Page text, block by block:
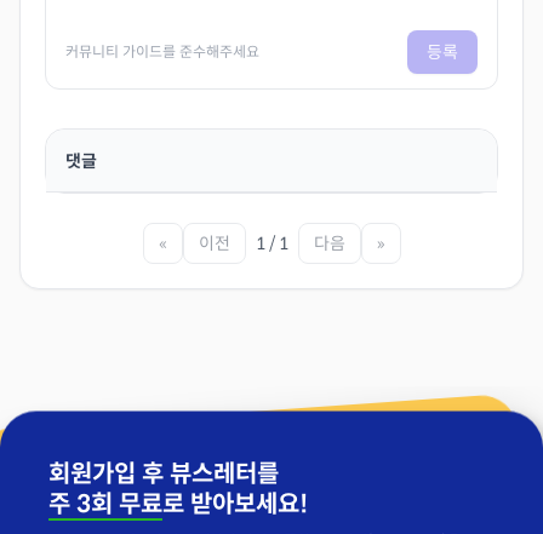
커뮤니티 가이드를 준수해주세요 등록
댓글
« 이전 1 / 1 다음 »
회원가입 후 뷰스레터를
주 3회 무료로 받아보세요!